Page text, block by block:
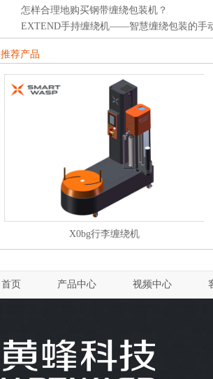
怎样合理地购买钢带缠绕包装机？
EXTEND手持缠绕机——智慧缠绕包装的手
推荐产品
X0bg行李缠绕机
首页 产品中心 视频中心